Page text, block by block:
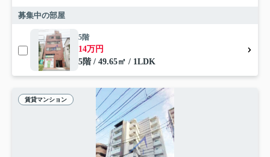
募集中の部屋
5階
14万円
5階 / 49.65㎡ / 1LDK
賃貸マンション